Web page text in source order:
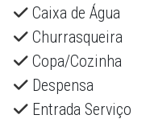
Caixa de Água
Churrasqueira
Copa/Cozinha
Despensa
Entrada Serviço